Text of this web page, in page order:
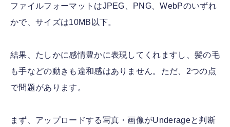
ファイルフォーマットはJPEG、PNG、WebPのいずれ
かで、サイズは10MB以下。
結果、たしかに感情豊かに表現してくれますし、髪の毛
も手などの動きも違和感はありません。ただ、2つの点
で問題があります。
まず、アップロードする写真・画像がUnderageと判断